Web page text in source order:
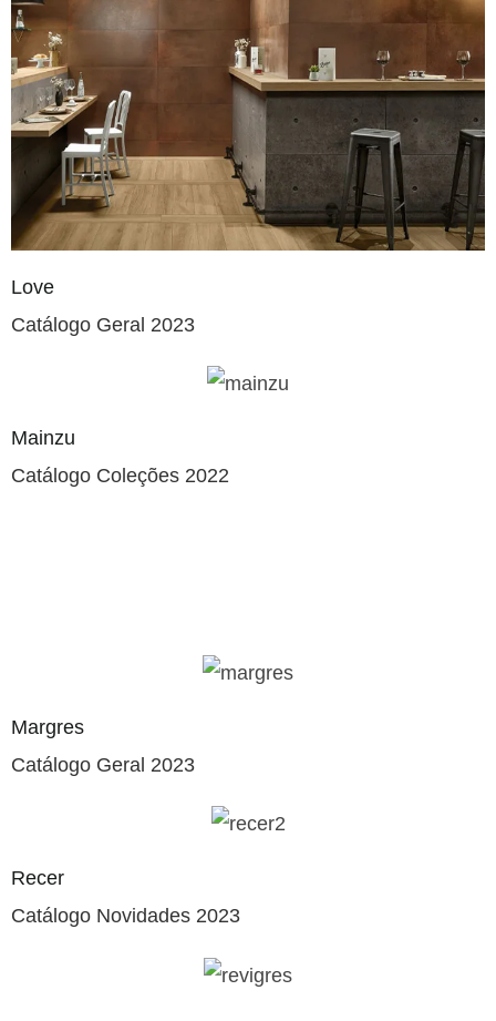
Love
Catálogo Geral 2023
Mainzu
Catálogo Coleções 2022
Margres
Catálogo Geral 2023
Recer
Catálogo Novidades 2023